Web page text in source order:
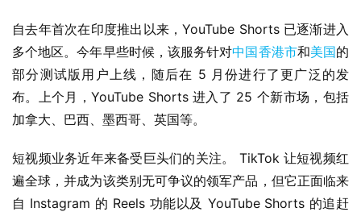
安
卓
苹
关
于
自去年首次在印度推出以来，YouTube Shorts 已逐渐进入
多个地区。今年早些时候，该服务针对中国香港市和美国的
部分测试版用户上线，随后在 5 月份进行了更广泛的发
布。上个月，YouTube Shorts 进入了 25 个新市场，包括
加拿大、巴西、墨西哥、英国等。
短视频业务近年来备受巨头们的关注。 TikTok 让短视频红
遍全球，并成为该类别无可争议的领军产品，但它正面临来
自 Instagram 的 Reels 功能以及 YouTube Shorts 的追赶